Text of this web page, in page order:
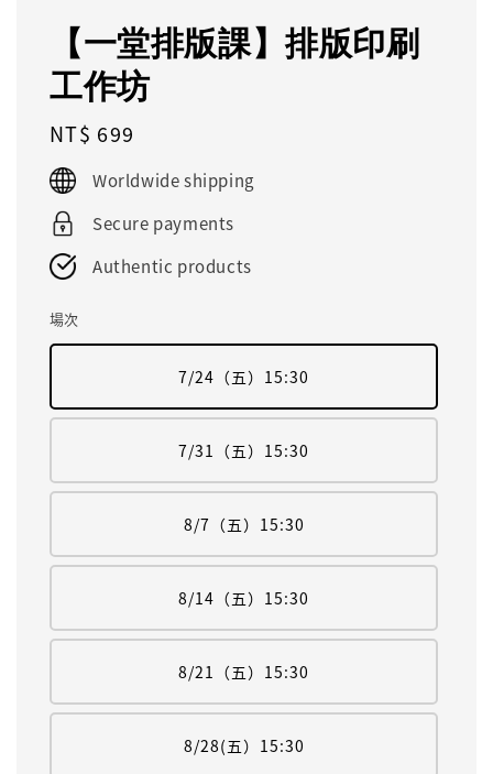
【一堂排版課】排版印刷
工作坊
Regular
price
NT$ 699
Worldwide shipping
Secure payments
Authentic products
場次
7/24（五）15:30
7/31（五）15:30
8/7（五）15:30
8/14（五）15:30
8/21（五）15:30
8/28(五）15:30